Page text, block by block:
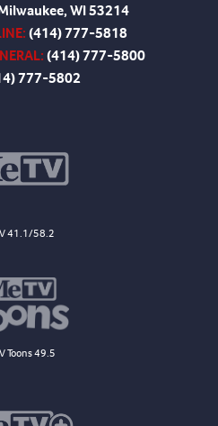
WI 53214
(414) 777-5818
(414) 777-5800
777-5802
41.1/58.2
Toons 49.5